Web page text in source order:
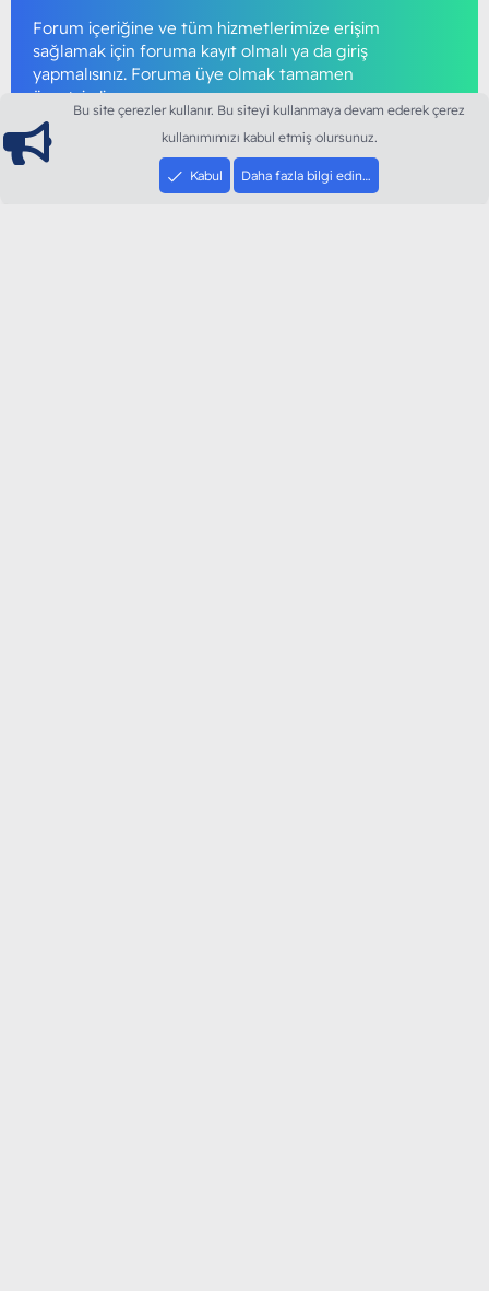
Forum içeriğine ve tüm hizmetlerimize erişim
sağlamak için foruma kayıt olmalı ya da giriş
yapmalısınız. Foruma üye olmak tamamen
ücretsizdir.
Giriş yap Şimdi kayıt ol
Bu site çerezler kullanır. Bu siteyi kullanmaya devam ederek çerez
kullanımımızı kabul etmiş olursunuz.
Kabul Daha fazla bilgi edin…